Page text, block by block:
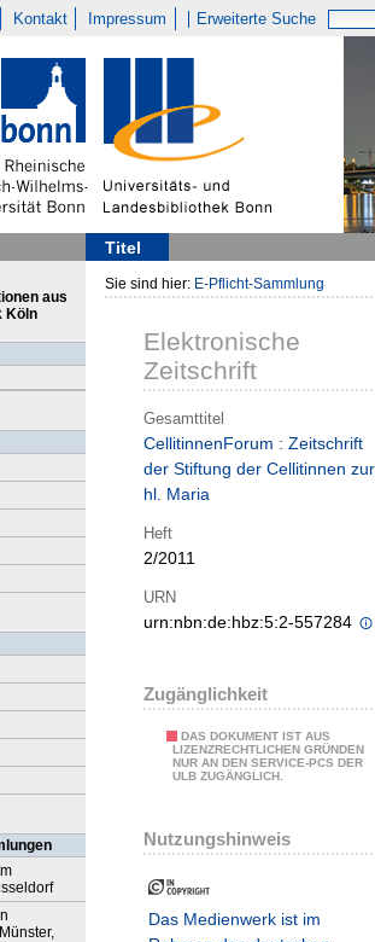
Kontakt Impressum Erweiterte Suche
Titel
aus
Köln
Sie sind hier: E-Pflicht-Sammlung
Elektronische
Zeitschrift
Gesamttitel
CellitinnenForum : Zeitschrift
der Stiftung der Cellitinnen zur
hl. Maria
Heft
2/2011
URN
urn:nbn:de:hbz:5:2-557284
Zugänglichkeit
DAS DOKUMENT IST AUS
LIZENZRECHTLICHEN GRÜNDEN
NUR AN DEN SERVICE-PCS DER
ULB ZUGÄNGLICH.
Nutzungshinweis
Das Medienwerk ist im